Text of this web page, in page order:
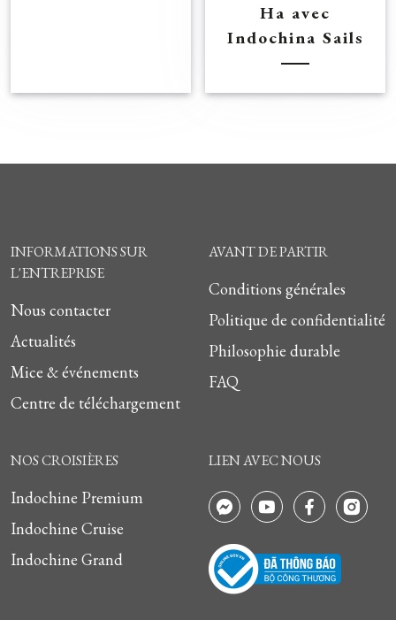
Ha avec
Indochina Sails
INFORMATIONS SUR
L'ENTREPRISE
Nous contacter
Actualités
Mice & événements
Centre de téléchargement
AVANT DE PARTIR
Conditions générales
Politique de confidentialité
Philosophie durable
FAQ
NOS CROISIÈRES
Indochine Premium
Indochine Cruise
Indochine Grand
LIEN AVEC NOUS